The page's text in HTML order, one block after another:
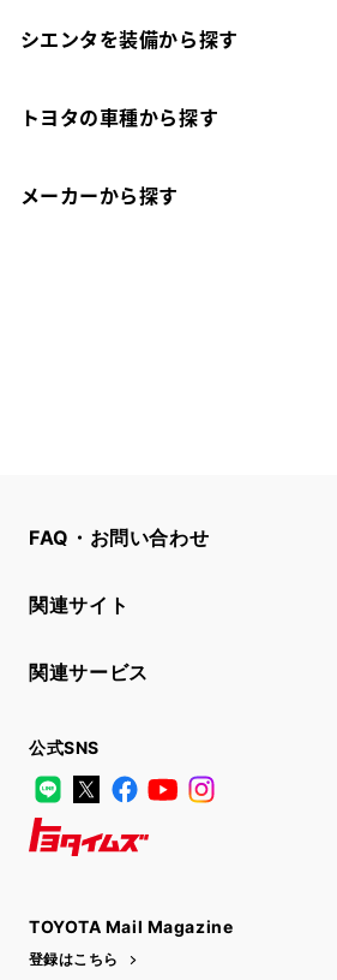
シエンタを装備から探す
トヨタの車種から探す
メーカーから探す
FAQ・お問い合わせ
関連サイト
関連サービス
公式SNS
LINE
X FacebookYouTube
TOYOTA Mail Magazine
登録はこちら